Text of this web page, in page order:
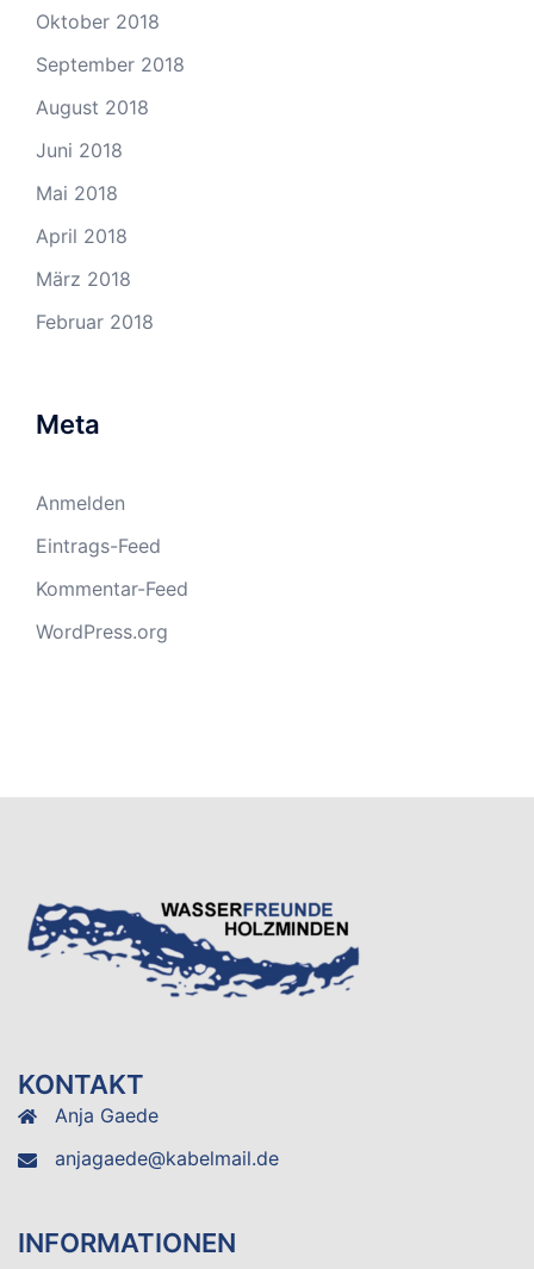
Oktober 2018
September 2018
August 2018
Juni 2018
Mai 2018
April 2018
März 2018
Februar 2018
Meta
Anmelden
Eintrags-Feed
Kommentar-Feed
WordPress.org
KONTAKT
Anja Gaede
anjagaede@kabelmail.de
INFORMATIONEN